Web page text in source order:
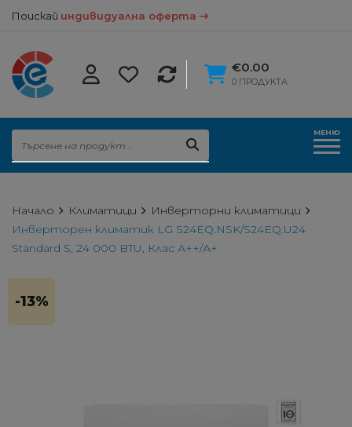
Поискай индивидуална оферта
€0.00
0 ПРОДУКТА
МЕНЮ
Начало Климатици
Инверторни климатици
Инверторен климатик LG S24EQ.NSK/S24EQ.U24
Standard S, 24 000 BTU, Клас А++/А+
-13%